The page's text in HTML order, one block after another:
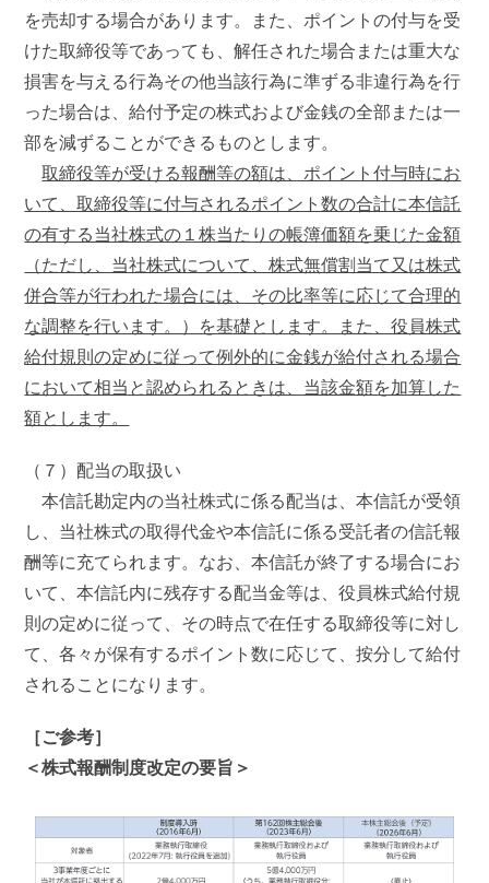
を売却する場合があります。また、ポイントの付与を受
けた取締役等であっても、解任された場合または重大な
損害を与える行為その他当該行為に準ずる非違行為を行
った場合は、給付予定の株式および金銭の全部または一
部を減ずることができるものとします。
取締役等が受ける報酬等の額は、ポイント付与時にお
いて、取締役等に付与されるポイント数の合計に本信託
の有する当社株式の１株当たりの帳簿価額を乗じた金額
（ただし、当社株式について、株式無償割当て又は株式
併合等が行われた場合には、その比率等に応じて合理的
な調整を行います。）を基礎とします。また、役員株式
給付規則の定めに従って例外的に金銭が給付される場合
において相当と認められるときは、当該金額を加算した
額とします。
（７）配当の取扱い
本信託勘定内の当社株式に係る配当は、本信託が受領
し、当社株式の取得代金や本信託に係る受託者の信託報
酬等に充てられます。なお、本信託が終了する場合にお
いて、本信託内に残存する配当金等は、役員株式給付規
則の定めに従って、その時点で在任する取締役等に対し
て、各々が保有するポイント数に応じて、按分して給付
されることになります。
［ご参考］
＜株式報酬制度改定の要旨＞